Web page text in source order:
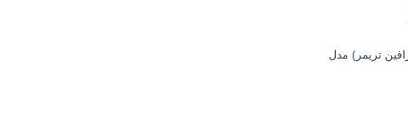
تریمر) مدل